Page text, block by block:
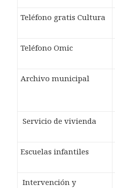
Teléfono gratis Cultura
Teléfono Omic
Archivo municipal
Servicio de vivienda
Escuelas infantiles
Intervención y